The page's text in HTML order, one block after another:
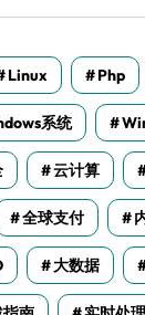
Linux Php
系统
云计算
全球支付
大数据